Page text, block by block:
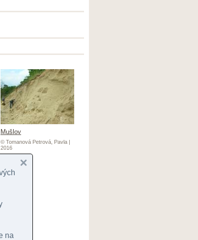
Mušlov
© Tomanová Petrová, Pavla |
2016
na